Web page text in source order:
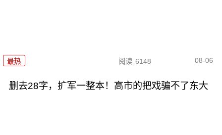
最热 阅读 6148 08-06
删去28字，扩军一整本！高市的把戏骗不了东大